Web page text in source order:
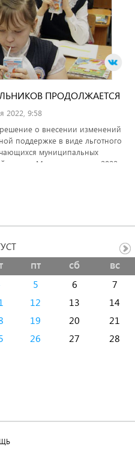
ПРОДОЛЖАЕТСЯ
2022, 9:58
о внесении изменений
поддержке в виде льготного
муниципальных
города Магнитогорска в 2022
пт сб вс
5 6
7
12 13
14
19 20
21
26 27
28